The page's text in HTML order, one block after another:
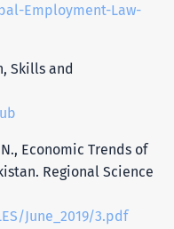
Employment-Law-
Skills and
Economic Trends of
Regional Science
June_2019/3.pdf